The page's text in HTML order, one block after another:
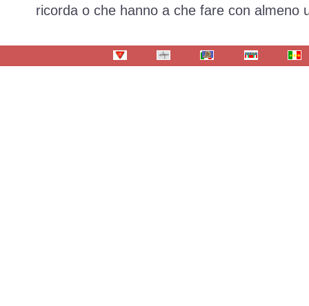
ricorda o che hanno a che fare con almeno